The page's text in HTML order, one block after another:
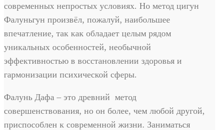
современных непростых условиях. Но метод цигун
Фалуньгун произвёл, пожалуй, наибольшее
впечатление, так как обладает целым рядом
уникальных особенностей, необычной
эффективностью в восстановлении здоровья и
гармонизации психической сферы.
Фалунь Дафа – это древний метод
совершенствования, но он более, чем любой другой,
приспособлен к современной жизни. Заниматься